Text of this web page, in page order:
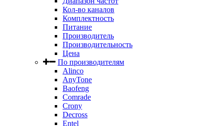
Кол-во каналов
Комплектность
Питание
Производитель
Производительность
Цена
По производителям
Alinco
AnyTone
Baofeng
Comrade
Crony
Decross
Entel